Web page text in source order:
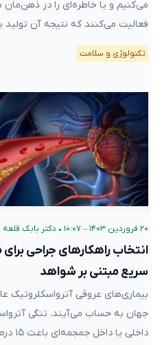
می‌کنیم و یا خاطره‌ای را در
فعالیت می‌کنند که نتیجه آن
تکنولوژی و سلامت
۲۰ فروردین ۱۴۰۳ – ۱۰:۰۷ • دکتر بابک قلعه‌
انتخاب راهکارهای جراحی برای
سریع مبتنی بر شواهد
بیماری‌های عروقی آترواسکلروتیک
جهان به حساب می‌آیند. تنگی